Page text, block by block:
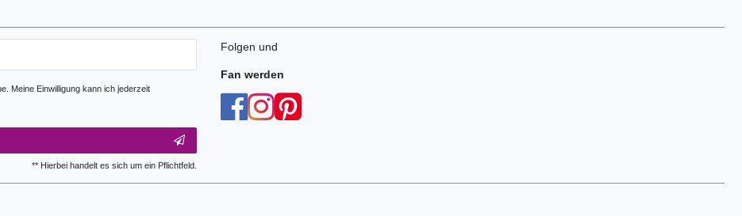
Meine Einwilligung kann ich jederzeit
** Hierbei handelt es sich um ein Pflichtfeld.
Folgen und
Fan werden